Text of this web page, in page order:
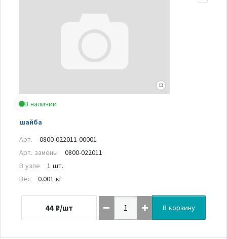
В наличии
шайба
Арт.
0800-022011-00001
Арт. замены
0800-022011
В узле
1 шт.
Вес
0.001 кг
44 ₽/шт В корзину